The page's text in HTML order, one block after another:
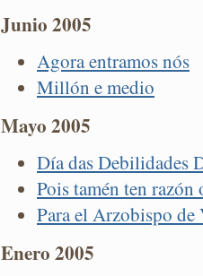
Junio 2005
Agora entramos nós
Millón e medio
Mayo 2005
Día das Debilidades
Pois tamén ten razón
Para el Arzobispo
Enero 2005